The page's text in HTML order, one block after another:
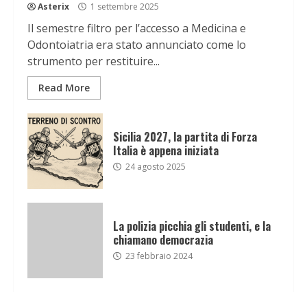
Asterix 1 settembre 2025
Il semestre filtro per l’accesso a Medicina e
Odontoiatria era stato annunciato come lo
strumento per restituire...
Read More
Sicilia 2027, la partita di Forza
Italia è appena iniziata
24 agosto 2025
La polizia picchia gli studenti, e la
chiamano democrazia
23 febbraio 2024